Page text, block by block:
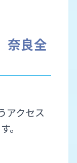
奈良全
アクセス
。